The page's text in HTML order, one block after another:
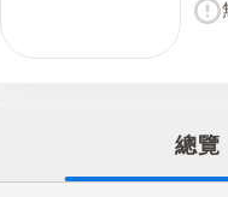
總覽